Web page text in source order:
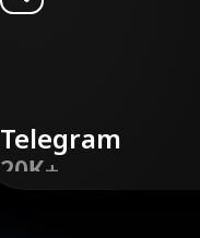
Telegram
20К+